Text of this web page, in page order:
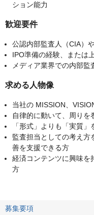
ション能力
歓迎要件
公認内部監査人（CIA）
IPO準備の経験、または
メディア業界での内部監
求める人物像
当社の MISSION、
自律的に動いて、周り
「形式」よりも「実質
監査担当としての考え方
善を支援できる方
経済コンテンツに興味を
方
募集要項